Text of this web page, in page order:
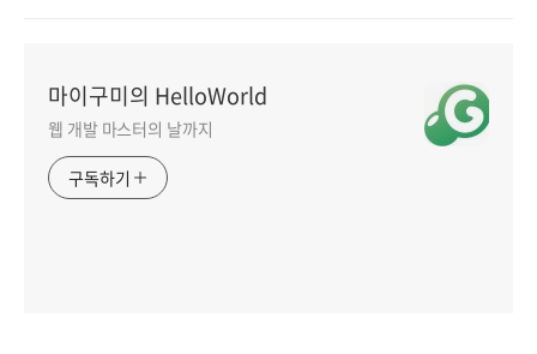
마이구미의 HelloWorld
웹 개발 마스터의 날까지
구독하기